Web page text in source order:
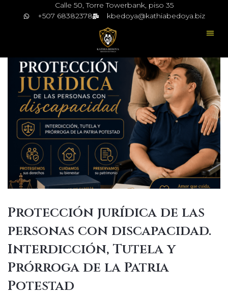
Calle 50, Torre Towerbank, piso 35
+507 68382378
kbedoya@kathiabedoya.biz
Protección jurídica de las
personas con discapacidad.
Interdicción, Tutela y
Prórroga de la Patria
Potestad